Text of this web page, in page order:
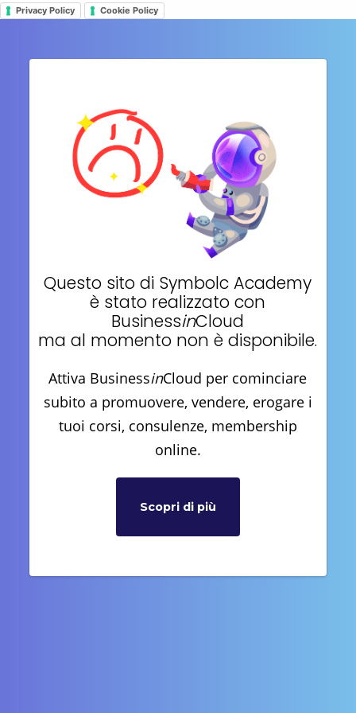
Privacy Policy Cookie Policy
Questo sito di Symbolc Academy
è stato realizzato con
BusinessinCloud
ma al momento non è disponibile.
Attiva BusinessinCloud per cominciare
subito a promuovere, vendere, erogare i
tuoi corsi, consulenze, membership
online.
Scopri di più